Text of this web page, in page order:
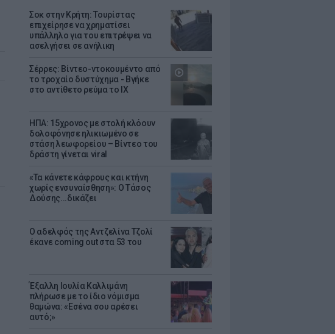
Σοκ στην Κρήτη: Τουρίστας
επιχείρησε να χρηματίσει
υπάλληλο για του επιτρέψει να
ασελγήσει σε ανήλικη
Σέρρες: Βίντεο-ντοκουμέντο από
το τροχαίο δυστύχημα - Βγήκε
στο αντίθετο ρεύμα το ΙΧ
ΗΠΑ: 15χρονος με στολή κλόουν
δολοφόνησε ηλικιωμένο σε
στάση λεωφορείου – Βίντεο του
δράστη γίνεται viral
«Τα κάνετε κάφρους και κτήνη
χωρίς ενσυναίσθηση»: Ο Τάσος
Δούσης...δικάζει
Ο αδελφός της Αντζελίνα Τζολί
έκανε coming out στα 53 του
Έξαλλη Ιουλία Καλλιμάνη
πλήρωσε με το ίδιο νόμισμα
θαμώνα: «Εσένα σου αρέσει
αυτό;»